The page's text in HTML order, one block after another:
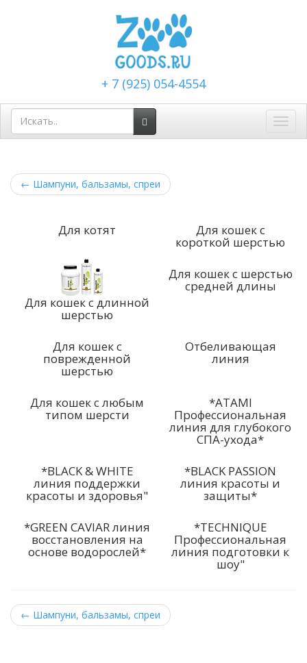
+ 7 (925) 054-4554
← Шампуни, бальзамы, спреи
Для котят Для кошек с
короткой шерстью
Для кошек с длинной
шерстью
Для кошек с шерстью
средней длины
Для кошек с
поврежденной
шерстью
Отбеливающая
линия
Для кошек с любым
типом шерсти
*ATAMI
Профессиональная
линия для глубокого
СПА-ухода*
*BLACK & WHITE
линия поддержки
красоты и здоровья"
*BLACK PASSION
линия красоты и
защиты*
*GREEN CAVIAR линия
восстановления на
основе водорослей*
*TECHNIQUE
Профессиональная
линия подготовки к
шоу"
← Шампуни, бальзамы, спреи